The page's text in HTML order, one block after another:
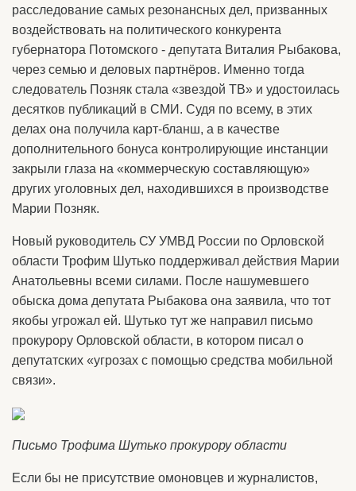
расследование самых резонансных дел, призванных
воздействовать на политического конкурента
губернатора Потомского - депутата Виталия Рыбакова,
через семью и деловых партнёров. Именно тогда
следователь Позняк стала «звездой ТВ» и удостоилась
десятков публикаций в СМИ. Судя по всему, в этих
делах она получила карт-бланш, а в качестве
дополнительного бонуса контролирующие инстанции
закрыли глаза на «коммерческую составляющую»
других уголовных дел, находившихся в производстве
Марии Позняк.
Новый руководитель СУ УМВД России по Орловской
области Трофим Шутько поддерживал действия Марии
Анатольевны всеми силами. После нашумевшего
обыска дома депутата Рыбакова она заявила, что тот
якобы угрожал ей. Шутько тут же направил письмо
прокурору Орловской области, в котором писал о
депутатских «угрозах с помощью средства мобильной
связи».
Письмо Трофима Шутько прокурору области
Если бы не присутствие омоновцев и журналистов,